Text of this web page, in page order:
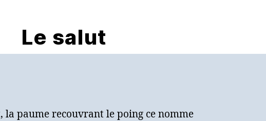
Le salut
la paume recouvrant le poing ce nomme